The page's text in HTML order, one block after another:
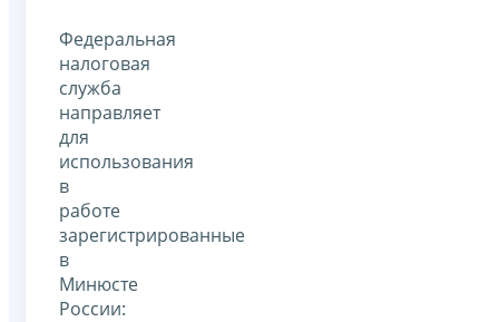
Федеральная
налоговая
служба
направляет
для
использования
в
работе
зарегистрированные
в
Минюсте
России: